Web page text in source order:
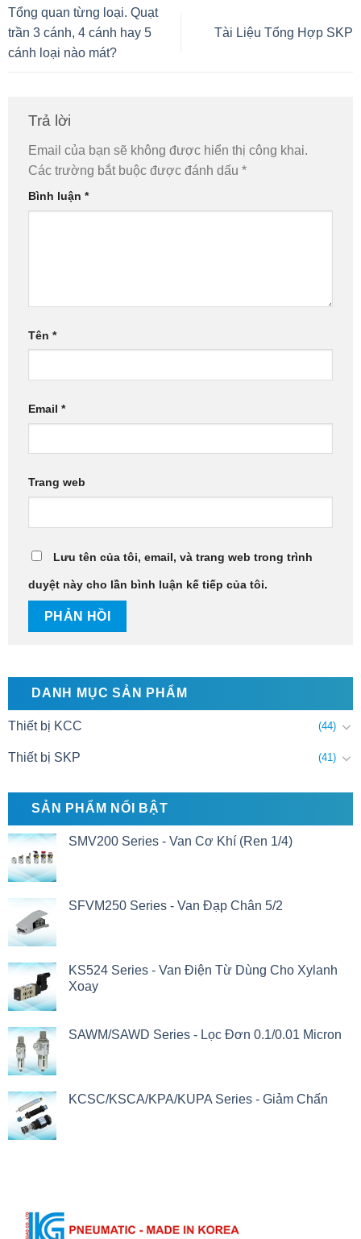
Tổng quan từng loại. Quạt
trần 3 cánh, 4 cánh hay 5
cánh loại nào mát?
Tài Liệu Tổng Hợp SKP
Trả lời
Email của bạn sẽ không được hiển thị công khai.
Các trường bắt buộc được đánh dấu *
Bình luận *
Tên *
Email *
Trang web
Lưu tên của tôi, email, và trang web trong trình
duyệt này cho lần bình luận kế tiếp của tôi.
DANH MỤC SẢN PHẨM
Thiết bị KCC (44)
Thiết bị SKP (41)
SẢN PHẨM NỔI BẬT
SMV200 Series - Van Cơ Khí (Ren 1/4)
SFVM250 Series - Van Đạp Chân 5/2
KS524 Series - Van Điện Từ Dùng Cho Xylanh
Xoay
SAWM/SAWD Series - Lọc Đơn 0.1/0.01 Micron
KCSC/KSCA/KPA/KUPA Series - Giảm Chấn